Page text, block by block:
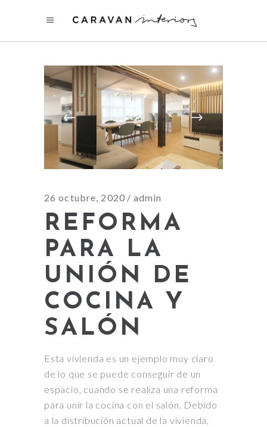
26 octubre, 2020 admin
REFORMA
PARA LA
UNIÓN DE
COCINA Y
SALÓN
Esta vivienda es un ejemplo muy claro
de lo que se puede conseguir de un
espacio, cuando se realiza una reforma
para unir la cocina con el salón. Debido
a la distribución actual de la vivienda,